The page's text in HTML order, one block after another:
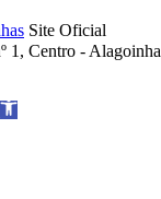
Site Oficial
1, Centro -